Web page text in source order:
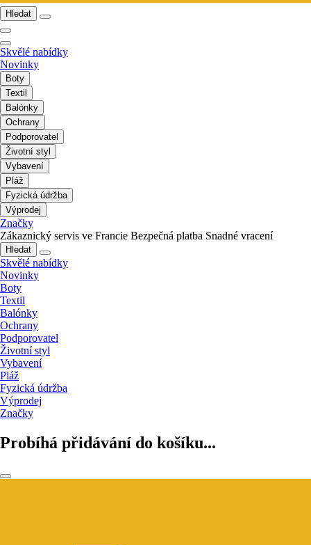
Hledat
Skvělé nabídky
Novinky
Boty
Textil
Balónky
Ochrany
Podporovatel
Životní styl
Vybavení
Pláž
Fyzická údržba
Výprodej
Značky
Zákaznický servis ve Francie Bezpečná platba Snadné vracení
Hledat
Skvělé nabídky
Novinky
Boty
Textil
Balónky
Ochrany
Podporovatel
Životní styl
Vybavení
Pláž
Fyzická údržba
Výprodej
Značky
Probíhá přidávání do košíku...